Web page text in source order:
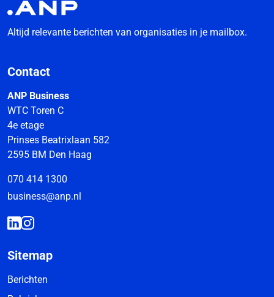
Altijd relevante berichten van organisaties in je mailbox.
Contact
ANP Business
WTC Toren C
4e etage
Prinses Beatrixlaan 582
2595 BM Den Haag
070 414 1300
business@anp.nl
Sitemap
Berichten